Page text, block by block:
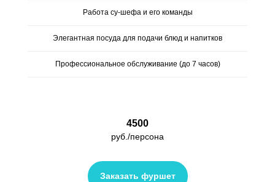
Работа су-шефа и его команды
Элегантная посуда для подачи блюд и напитков
Профессиональное обслуживание (до 7 часов)
4500
руб./персона
Заказать фуршет